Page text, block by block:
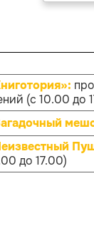
(с 10.00 до
до 17.00)